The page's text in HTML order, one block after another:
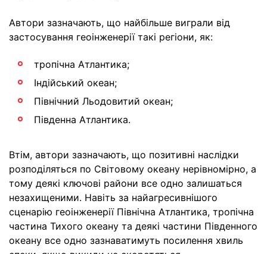
Автори зазначають, що найбільше виграли від
застосування геоінженерії такі регіони, як:
тропічна Атлантика;
Індійський океан;
Північний Льодовитий океан;
Південна Атлантика.
Втім, автори зазначають, що позитивні наслідки
розподіляться по Світовому океану нерівномірно, а
тому деякі ключові райони все одно залишаться
незахищеними. Навіть за найагресивнішого
сценарію геоінженерії Північна Атлантика, тропічна
частина Тихого океану та деякі частини Південного
океану все одно зазнаватимуть посилення хвиль